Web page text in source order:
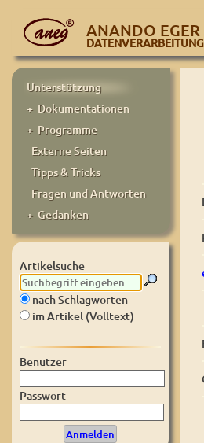
ANANDO EGER
DATENVERARBEITUNG
Unterstützung
+ Dokumentationen
+ Programme
Externe Seiten
Tipps & Tricks
Fragen und Antworten
+ Gedanken
Artikelsuche
nach Schlagworten
im Artikel (Volltext)
Benutzer
Passwort